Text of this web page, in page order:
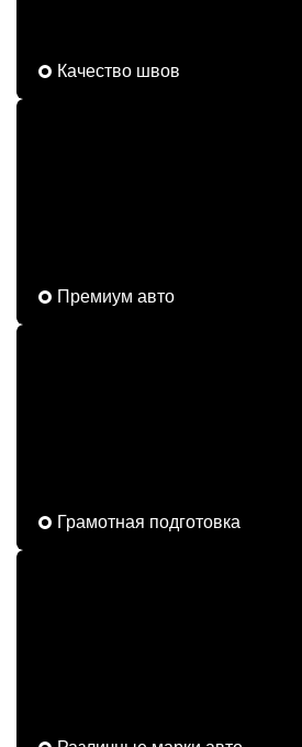
Качество швов
Премиум авто
Грамотная подготовка